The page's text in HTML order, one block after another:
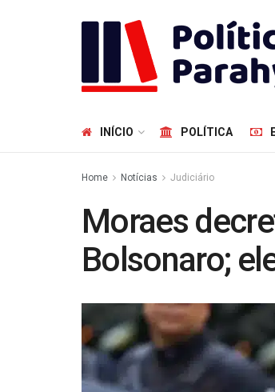
INÍCIO POLÍTICA
Home Notícias Judiciário
Moraes
Bolsonaro;